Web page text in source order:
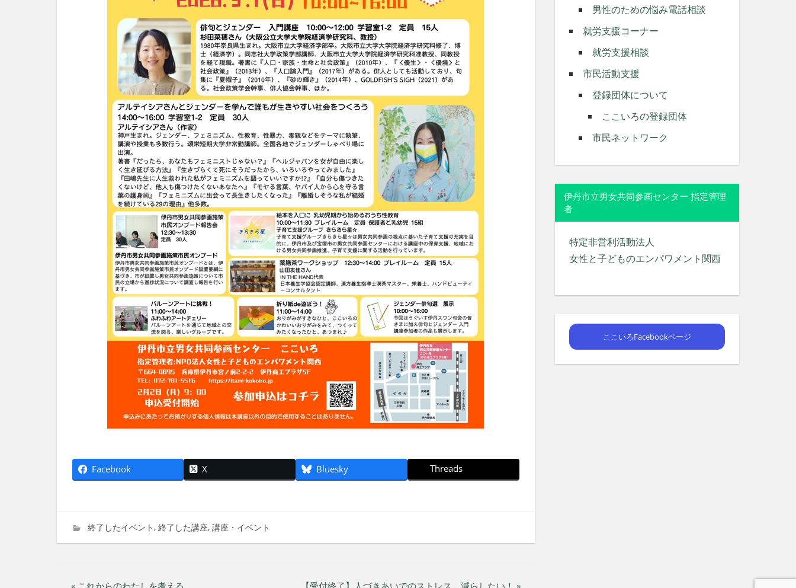
Facebook X Bluesky Threads
2026年1月5日
imati
終了したイベント, 終了した講座, 講座・イベント
男性のための悩み電話相談
就労支援コーナー
就労支援相談
市民活動支援
登録団体について
ここいろの登録団体
市民ネットワーク
伊丹市立男女共同参画センター 指定管理
者
特定非営利活動法人
女性と子どものエンパワメント関西
ここいろFacebookページ